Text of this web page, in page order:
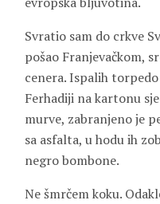
Svratio sam do crkve
pošao Franjevačkom,
cenera. Ispalih
Ferhadiji na kartonu
murve, zabranjeno je
sa asfalta, u hodu ih
negro bombone.
Ne šmrčem koku.